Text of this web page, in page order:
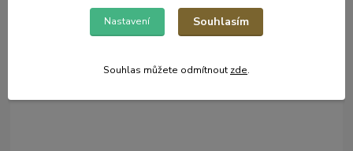
Nastavení Souhlasím
Souhlas můžete odmítnout zde.